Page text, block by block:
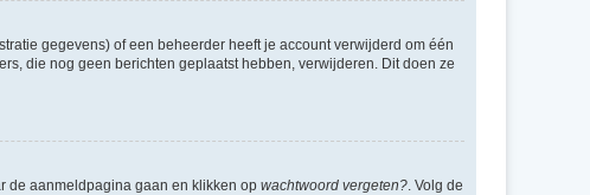
gegevens) of een beheerder heeft je account verwijderd om één
die nog geen berichten geplaatst hebben, verwijderen. Dit doen ze
de aanmeldpagina gaan en klikken op wachtwoord vergeten?. Volg de